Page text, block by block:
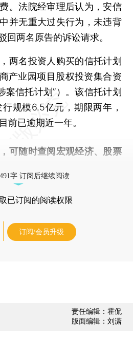
。法院经审理后认为，安信
并无重大过失行为，未违背
回两名原告的诉讼请求。
名投资人购买的信托计划
产业园项目股权投资集合资
案信托计划”）。该信托计划
规模6.5亿元，期限两年，
前已逾期近一年。
，可随时查阅宏观经济、股票
字 订阅后继续阅读
已订阅的阅读权限
订阅/会员升级
责任编辑：霍侃
版面编辑：刘潇